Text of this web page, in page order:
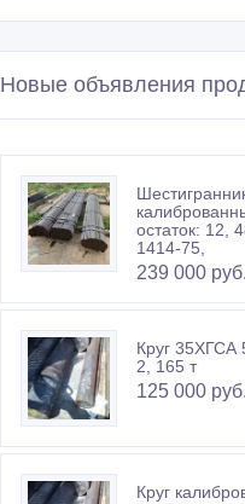
Новые объявления
остаток: 12,
1414-75,
239 000 руб.
Круг 35ХГСА
2, 165 т
125 000 руб.
Круг